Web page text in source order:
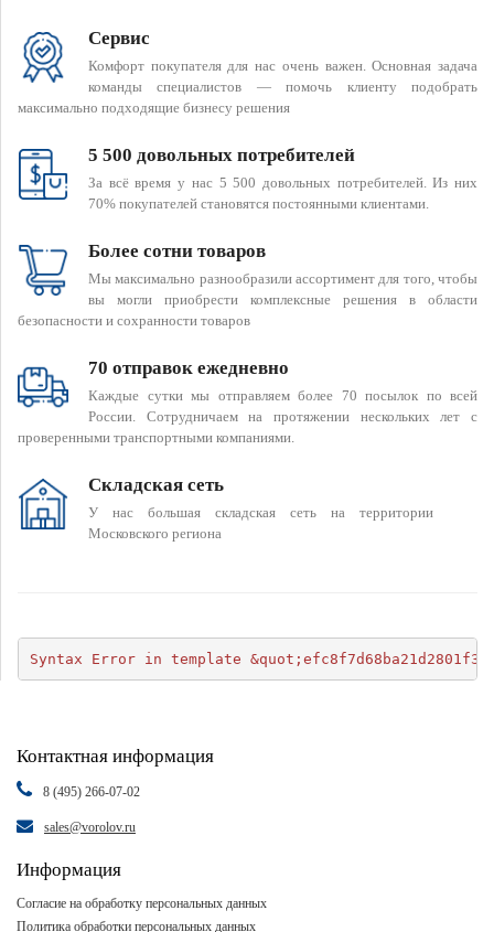
Сервис
Комфорт покупателя для нас очень важен. Основная задача
команды специалистов — помочь клиенту подобрать
максимально подходящие бизнесу решения
5 500 довольных потребителей
За всё время у нас 5 500 довольных потребителей. Из них
70% покупателей становятся постоянными клиентами.
Более сотни товаров
Мы максимально разнообразили ассортимент для того, чтобы
вы могли приобрести комплексные решения в области
безопасности и сохранности товаров
70 отправок ежедневно
Каждые сутки мы отправляем более 70 посылок по всей
России. Сотрудничаем на протяжении нескольких лет с
проверенными транспортными компаниями.
Складская сеть
У нас большая складская сеть на территории
Московского региона
Syntax Error in template
Контактная информация
8 (495) 266-07-02
sales@vorolov.ru
Информация
Согласие на обработку персональных данных
Политика обработки персональных данных